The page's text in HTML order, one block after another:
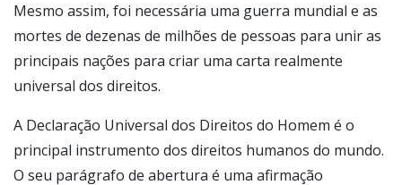
Mesmo assim, foi necessária uma guerra mundial e as
mortes de dezenas de milhões de pessoas para unir as
principais nações para criar uma carta realmente
universal dos direitos.
A Declaração Universal dos Direitos do Homem é o
principal instrumento dos direitos humanos do mundo.
O seu parágrafo de abertura é uma afirmação